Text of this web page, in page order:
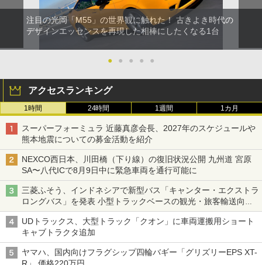
注目の光岡「M55」の世界観に触れた！ 古きよき時代の
デザインエッセンスを再現した相棒にしたくなる1台
● ● ● ● ●
アクセスランキング
1時間 24時間 1週間 1カ月
スーパーフォーミュラ 近藤真彦会長、2027年のスケジュールや
熊本地震についての募金活動を紹介
NEXCO西日本、川田橋（下り線）の復旧状況公開 九州道 宮原
SA〜八代ICで8月9日中に緊急車両を通行可能に
三菱ふそう、インドネシアで新型バス「キャンター・エクストラ
ロングバス」を発表 小型トラックベースの観光・旅客輸送向け
バス
UDトラックス、大型トラック「クオン」に車両運搬用ショート
キャブトラクタ追加
ヤマハ、国内向けフラグシップ四輪バギー「グリズリーEPS XT-
R」 価格220万円